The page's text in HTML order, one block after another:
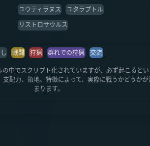
ユウティラヌス
ユタラプトル
リストロサウルス
戦闘 狩猟 群れでの狩猟 交流
の中でスクリプト化されていますが、必ず起こると
支配力、領地、特徴によって、実際に戦うかどうかが
まります。